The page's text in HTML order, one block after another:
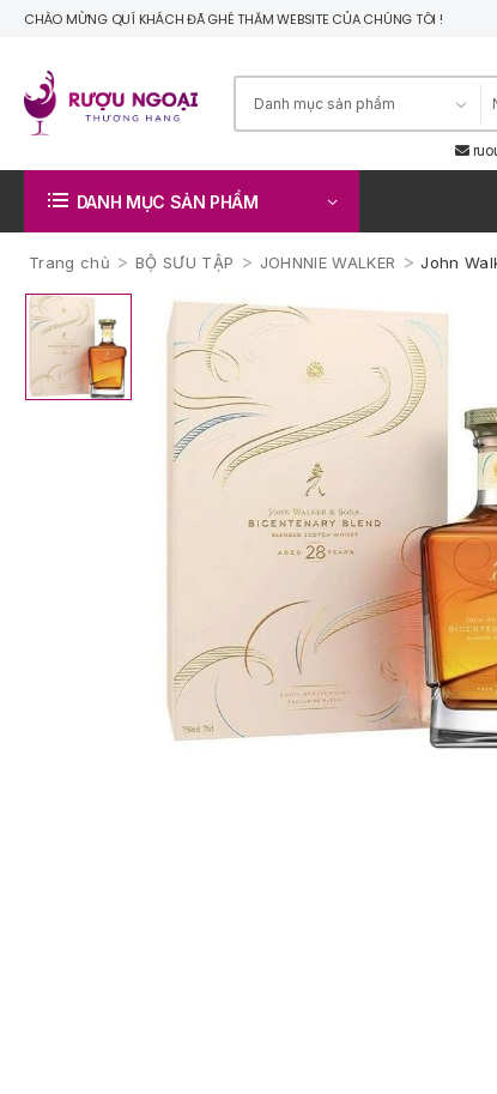
CHÀO MỪNG QUÍ KHÁCH ĐÃ GHÉ THĂM WEBSITE CỦA CHÚNG TÔI !
DANH MỤC SẢN PHẨM
Trang chủ > BỘ SƯU TẬP > JOHNNIE WALKER > John